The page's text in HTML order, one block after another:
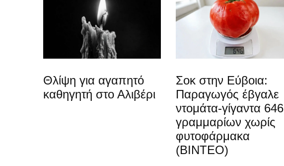
Θλίψη για αγαπητό
καθηγητή στο Αλιβέρι
Σοκ στην Εύβοια:
Παραγωγός έβγαλε
ντομάτα-γίγαντα 646
γραμμαρίων χωρίς
φυτοφάρμακα
(ΒΙΝΤΕΟ)